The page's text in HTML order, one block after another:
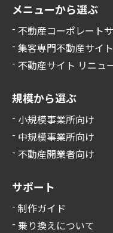
メニューから選ぶ
不動産コーポレート
集客専門不動産サイト
不動産サイト リニュ
規模から選ぶ
小規模事業所向け
中規模事業所向け
不動産開業者向け
サポート
制作ガイド
乗り換えについて